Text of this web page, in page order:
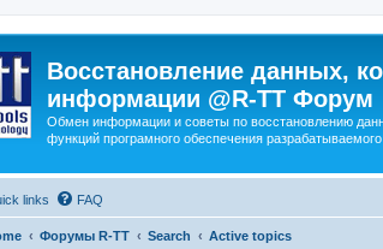
Восстановление данных,
информации @R-TT Форум
Обмен информации и советы по восстановлению
функций програмного обеспечения
links FAQ
Форумы R-TT Search Active topics